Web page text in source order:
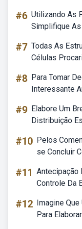
#6 Utilizando As
Simplifique
#7 Todas As
Células
#8 Para Tomar
Interessante
#9 Elabore Um
Distribuição
#10 Pelos
se Concluir
#11 Antecipação
Controle Da
#12 Imagine
Para